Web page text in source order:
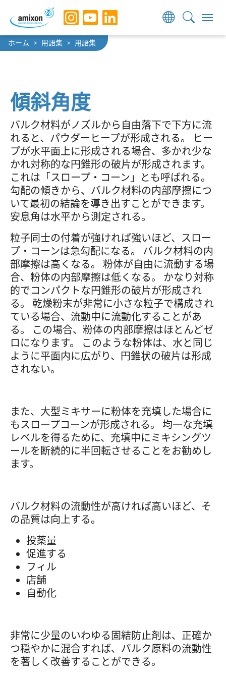
Skip to main navigation
Skip to main content
Skip to page footer
You are here:
ホーム 用語集 用語集
傾斜角度
バルク材料がノズルから自由落下で下方に流
れると、パウダーヒープが形成される。 ヒー
プが水平面上に形成される場合、多かれ少な
かれ対称的な円錐形の破片が形成されます。
これは「スロープ・コーン」とも呼ばれる。
勾配の傾きから、バルク材料の内部摩擦につ
いて最初の結論を導き出すことができます。
安息角は水平から測定される。
粒子同士の付着が強ければ強いほど、スロー
プ・コーンは急勾配になる。 バルク材料の内
部摩擦は高くなる。 粉体が自由に流動する場
合、粉体の内部摩擦は低くなる。 かなり対称
的でコンパクトな円錐形の破片が形成され
る。 乾燥粉末が非常に小さな粒子で構成され
ている場合、流動中に流動化することがあ
る。 この場合、粉体の内部摩擦はほとんどゼ
ロになります。 このような粉体は、水と同じ
ように平面内に広がり、円錐状の破片は形成
されない。
また、大型ミキサーに粉体を充填した場合に
もスロープコーンが形成される。 均一な充填
レベルを得るために、充填中にミキシングツ
ールを断続的に半回転させることをお勧めし
ます。
バルク材料の流動性が高ければ高いほど、そ
の品質は向上する。
投薬量
促進する
フィル
店舗
自動化
非常に少量のいわゆる固結防止剤は、正確か
つ穏やかに混合すれば、バルク原料の流動性
を著しく改善することができる。